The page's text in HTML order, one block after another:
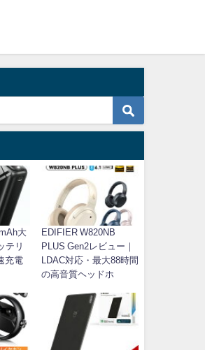
大
テリ
充電
EDIFIER W820NB
PLUS Gen2レビュー｜
LDAC対応・最大88時間
の高音質ヘッドホ